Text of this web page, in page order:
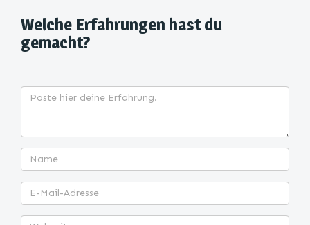
Welche Erfahrungen hast du
gemacht?